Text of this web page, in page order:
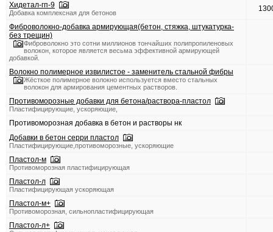
Хидетал-гп-9
Добавка комплексная для бетонов
Фиброволокно-добавка армирующая(бетон, стяжка, штукатурка-
без трещин)
Фиброволокно это сотни миллионов тончайших полипропиленовых
волокон, которое является весьма эффективной армирующей
добавкой.
Волокно полимерное извилистое - заменитель стальной фибры
Жёсткое полимерное волокно используется вместо стальных
волокон для армирования цементных растворов.
Противоморозные добавки для бетона/раствора-пластол
Пластифицирующие, ускоряющие,
Противоморозная добавка в бетон и растворы нк
Добавки в бетон серри пластол
Пластифицирующие,противоморозные, ускоряющие
Пластол-м
Противоморозная пластифицирующая
Пластол-л
Пластифицирующая ускоряющая
Пластол-м+
Противоморозная, сильнопластифицирующая
Пластол-л+